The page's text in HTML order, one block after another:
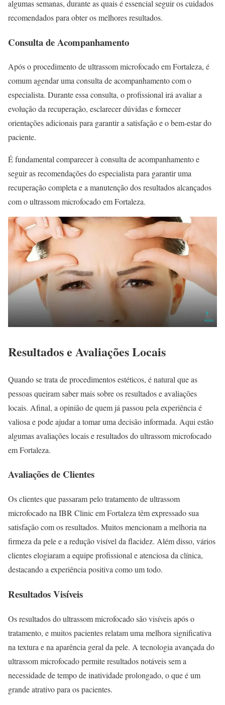
algumas semanas, durante as quais é essencial seguir os cuidados
recomendados para obter os melhores resultados.
Consulta de Acompanhamento
Após o procedimento de ultrassom microfocado em Fortaleza, é
comum agendar uma consulta de acompanhamento com o
especialista. Durante essa consulta, o profissional irá avaliar a
evolução da recuperação, esclarecer dúvidas e fornecer
orientações adicionais para garantir a satisfação e o bem-estar do
paciente.
É fundamental comparecer à consulta de acompanhamento e
seguir as recomendações do especialista para garantir uma
recuperação completa e a manutenção dos resultados alcançados
com o ultrassom microfocado em Fortaleza.
Resultados e Avaliações Locais
Quando se trata de procedimentos estéticos, é natural que as
pessoas queiram saber mais sobre os resultados e avaliações
locais. Afinal, a opinião de quem já passou pela experiência é
valiosa e pode ajudar a tomar uma decisão informada. Aqui estão
algumas avaliações locais e resultados do ultrassom microfocado
em Fortaleza.
Avaliações de Clientes
Os clientes que passaram pelo tratamento de ultrassom
microfocado na IBR Clinic em Fortaleza têm expressado sua
satisfação com os resultados. Muitos mencionam a melhoria na
firmeza da pele e a redução visível da flacidez. Além disso, vários
clientes elogiaram a equipe profissional e atenciosa da clínica,
destacando a experiência positiva como um todo.
Resultados Visíveis
Os resultados do ultrassom microfocado são visíveis após o
tratamento, e muitos pacientes relatam uma melhora significativa
na textura e na aparência geral da pele. A tecnologia avançada do
ultrassom microfocado permite resultados notáveis sem a
necessidade de tempo de inatividade prolongado, o que é um
grande atrativo para os pacientes.